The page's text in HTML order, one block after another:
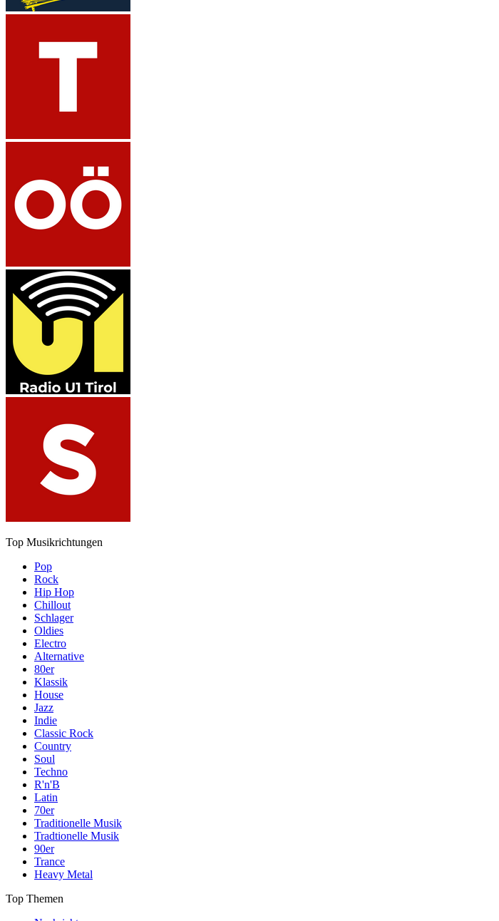
Top Musikrichtungen
Pop
Rock
Hip Hop
Chillout
Schlager
Oldies
Electro
Alternative
80er
Klassik
House
Jazz
Indie
Classic Rock
Country
Soul
Techno
R'n'B
Latin
70er
Traditionelle Musik
Tradtionelle Musik
90er
Trance
Heavy Metal
Top Themen